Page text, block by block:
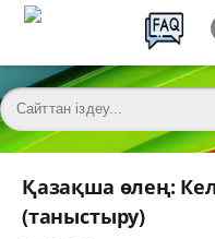
Қазақша өлең:
(таныстыру)